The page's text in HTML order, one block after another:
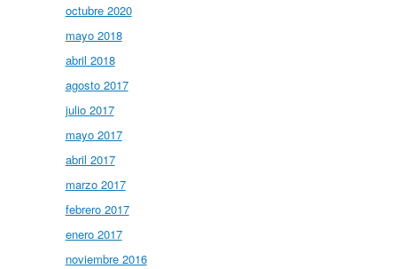
octubre 2020
mayo 2018
abril 2018
agosto 2017
julio 2017
mayo 2017
abril 2017
marzo 2017
febrero 2017
enero 2017
noviembre 2016